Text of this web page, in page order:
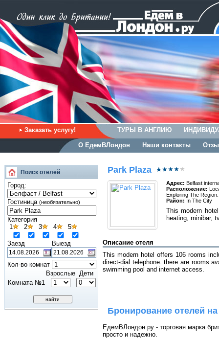
Заказать услугу! ТУРЫ В АНГЛИЮ
О ЕдемВЛондон Наши контакты
Поиск отелей
Город:
Гостиница (необязательно)
Категория
1
2 3 4 5
Заезд Выезд
Кол-во комнат
Взрослые Дети
Комната №1
Park Plaza
Адрес: Belfast
Расположение:
Exploring The Region.
Район: In The City
This modern
heating, minibar,
Описание отеля
This modern hotel offers 106 rooms
direct-dial telephone. there are rooms
swimming pool and internet access.
Бронирование отелей
ЕдемВЛондон.ру - торговая марка
просто и надежно.